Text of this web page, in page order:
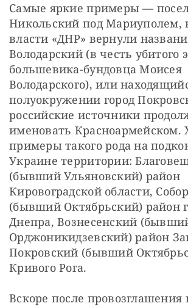
Самые яркие примеры —
Никольский под Мариуполем,
власти «ДНР» вернули
Володарский (в честь убитого
большевика-бундовца Моисея
Володарского), или
полуокружении город
российские источники
именовать Красноармейском.
примеры такого рода на
Украине территории:
(бывший Ульяновский) район
Кировоградской области,
(бывший Октябрьский) район
Днепра, Вознесенский
Орджоникидзевский) район
Покровский (бывший
Кривого Рога.
Вскоре после